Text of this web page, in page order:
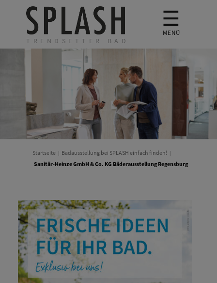
TRENDSETTER BAD
☰
MENÜ
Startseite
Badausstellung bei SPLASH einfach finden!
Sanitär-Heinze GmbH & Co. KG Bäderausstellung Regensburg